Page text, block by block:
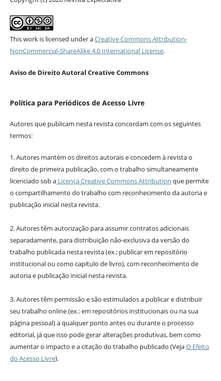
This work is licensed under aCreative Commons Attribution-
NonCommercial-ShareAlike 4.0 International License.
Aviso de Direito Autoral Creative Commons
Política para Periódicos de Acesso Livre
Autores que publicam nesta revista concordam com os seguintes
termos:
1. Autores mantém os direitos autorais e concedem à revista o
direito de primeira publicação, com o trabalho simultaneamente
licenciado sob aLicença Creative Commons Attribution que permite
o compartilhamento do trabalho com reconhecimento da autoria e
publicação inicial nesta revista.
2. Autores têm autorização para assumir contratos adicionais
separadamente, para distribuição não-exclusiva da versão do
trabalho publicada nesta revista (ex.: publicar em repositório
institucional ou como capítulo de livro), com reconhecimento de
autoria e publicação inicial nesta revista.
3. Autores têm permissão e são estimulados a publicar e distribuir
seu trabalho online (ex.: em repositórios institucionais ou na sua
página pessoal) a qualquer ponto antes ou durante o processo
editorial, já que isso pode gerar alterações produtivas, bem como
aumentar o impacto e a citação do trabalho publicado (VejaO Efeito
do Acesso Livre).